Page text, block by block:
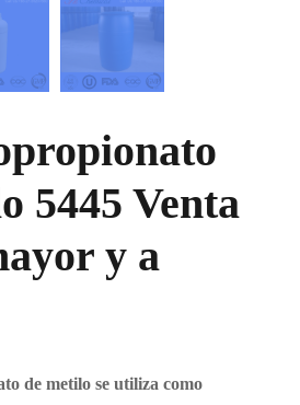
5445 Venta
y a
de metilo se utiliza como